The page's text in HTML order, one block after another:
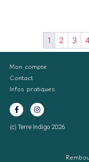
1 2 3
Mon compte
Contact
Infos pratiques
(c) Terre Indigo 2026